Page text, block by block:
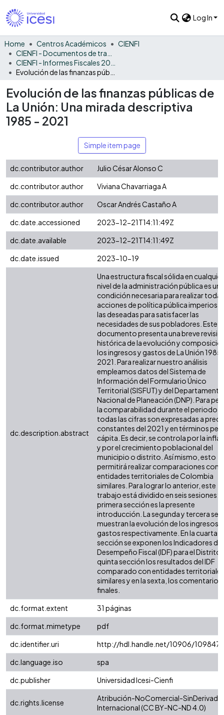
Log In
Home Centros Académicos
CIENFI
Evolución de las finanzas públicas de
La Unión: Una mirada descriptiva
1985 - 2021
Simple item page
dc.contributor.author
Julio César Alonso C
dc.contributor.author
Viviana Chavarriaga A
dc.contributor.author
Oscar Andrés Castaño A
dc.date.accessioned
2023-12-21T14:11:49Z
dc.date.available
2023-12-21T14:11:49Z
dc.date.issued
2023-10-19
dc.description.abstract
Una estructura fiscal sólida en cualquier
nivel de la administración pública es una
condición necesaria para realizar
acciones de política pública
las deseadas para satisfacer las
necesidades de sus pobladores. Este
documento presenta una breve
histórica de la evolución y
los ingresos y gastos de La Unión 1985
2021. Para realizar nuestro análisis
empleamos datos del Sistema de
Información del Formulario Único
Territorial (SISFUT) y del Departamento
Nacional de Planeación (DNP). Para
la comparabilidad durante el periodo,
todas las cifras son expresadas a
constantes del 2021 y en términos per
cápita. Es decir, se controla por la
y por el crecimiento poblacional del
municipio o distrito. Así mismo, esto
permitirá realizar comparaciones con
entidades territoriales de Colombia
similares. Para lograr lo anterior, este
trabajo está dividido en seis sesiones:
primera sección es la presente
introducción. La segunda y tercera
muestran la evolución de los ingresos
gastos respectivamente. En la cuarta
sección se exponen los Indicadores de
Desempeño Fiscal (IDF) para el Distrito.
quinta sección los resultados del IDF
comparado con entidades territoriales
similares y en la sexta, los comentarios
finales.
dc.format.extent
31 páginas
dc.format.mimetype
pdf
dc.identifier.uri
http://hdl.handle.net/10906/109847
dc.language.iso
spa
dc.publisher
Universidad Icesi-Cienfi
dc.rights.license
Atribución-NoComercial-
Internacional (CC BY-NC-ND 4.0)